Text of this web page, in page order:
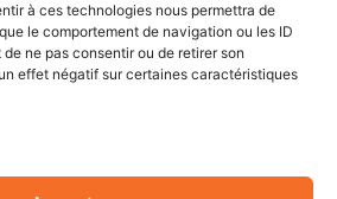
à ces technologies nous permettra de
le comportement de navigation ou les ID
ne pas consentir ou de retirer son
effet négatif sur certaines caractéristiques